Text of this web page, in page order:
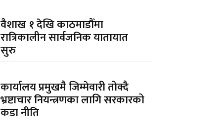
वैशाख १ देखि काठमाडौँमा
रात्रिकालीन सार्वजनिक यातायात
सुरु
कार्यालय प्रमुखमै जिम्मेवारी तोक्दै
भ्रष्टाचार नियन्त्रणका लागि सरकारको
कडा नीति